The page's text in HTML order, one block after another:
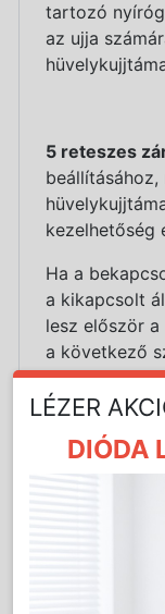
tartozó
az ujja
5 reteszes
kezelhetőség
Ha a
a kikapcsolt
lesz először
a következő
fordulat/perc
az egyiket a
- Amikor a
fordulat/perc
vág túl
pontosabb
- A 7 000
LÉZER
DIÓDA